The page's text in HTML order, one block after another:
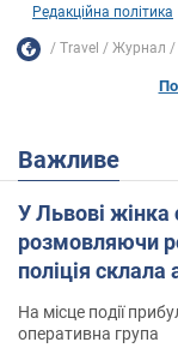
Редакційна політика
Travel Журнал
Важливе
У Львові жінка
розмовляючи
поліція
На місце події
оперативна група